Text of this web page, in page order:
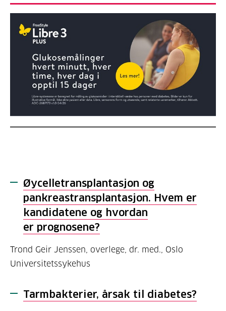
Øycelletransplantasjon og
pankreastransplantasjon. Hvem er
kandidatene og hvordan
er prognosene?
Trond Geir Jenssen, overlege, dr. med., Oslo
Universitetssykehus
Tarmbakterier, årsak til diabetes?